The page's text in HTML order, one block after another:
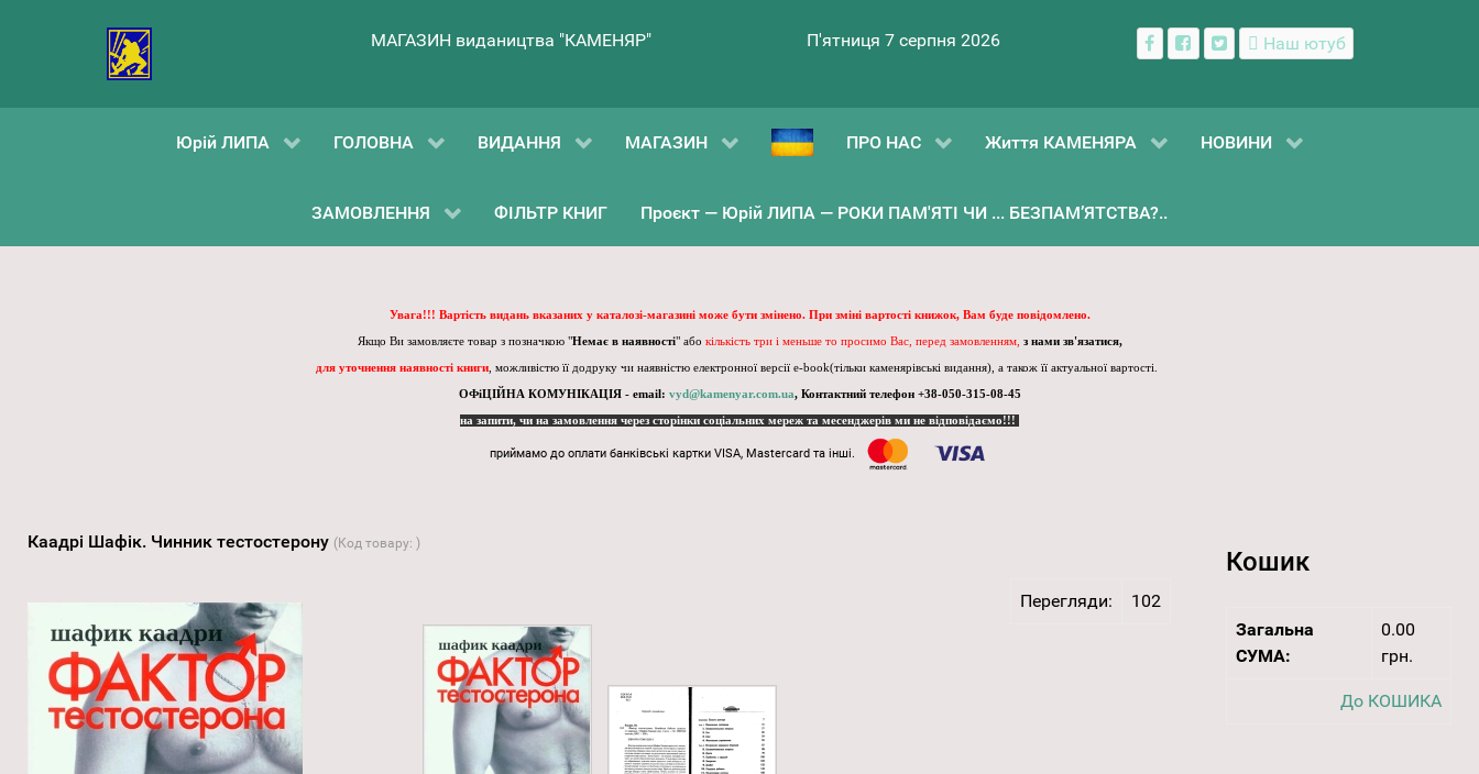
МАГАЗИН видаництва "КАМЕНЯР" П'ятниця 7 серпня 2026 Наш ютуб
Юрій ЛИПА ГОЛОВНА ВИДАННЯ МАГАЗИН ПРО НАС Життя КАМЕНЯРА НОВИНИ
ЗАМОВЛЕННЯ ФІЛЬТР КНИГ Проєкт — Юрій ЛИПА — РОКИ ПАМ'ЯТІ ЧИ ... БЕЗПАМ’ЯТСТВА?..
Увага!!! Вартість видань вказаних у каталозі-магазині може бути змінено. При зміні вартості книжок, Вам буде повідомлено.
Якщо Ви замовляєте товар з позначкою "Немає в наявності" або кількість три і меньше то просимо Вас, перед замовленням, з нами зв'язатися,
для уточнення наявності книги, можливістю її додруку чи наявністю електронної версії e-book(тільки каменярівські видання), а також її актуальної вартості.
ОФіЦІЙНА КОМУНІКАЦІЯ - email: vyd@kamenyar.com.ua, Контактний телефон +38-050-315-08-45
на запити, чи на замовлення через сторінки соціальних мереж та месенджерів ми не відповідаємо!!!
приймамо до оплати банківські картки VISA, Mastercard та інші.
Каадрі Шафік. Чинник тестостерону (Код товару: )
Перегляди: 102
Кошик
Загальна
СУМА:
0.00
грн.
До КОШИКА